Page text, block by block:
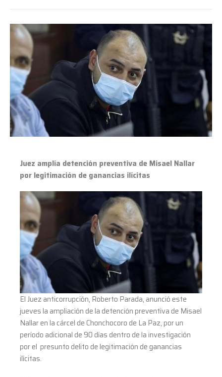
Juez amplía detención preventiva de Misael Nallar
por legitimación de ganancias ilícitas
El Juez anticorrupción, Roberto Parada, anunció este
jueves la ampliación de la detención preventiva de Misael
Nallar en la cárcel de Chonchocoro de La Paz, por un
período adicional de 90 días dentro de la investigación
por el presunto delito de legitimación de ganancias
ilícitas.
Juez
amplía
detención
preventiva
de
Misael
Nallar
por
legitimación
de
ilícitas